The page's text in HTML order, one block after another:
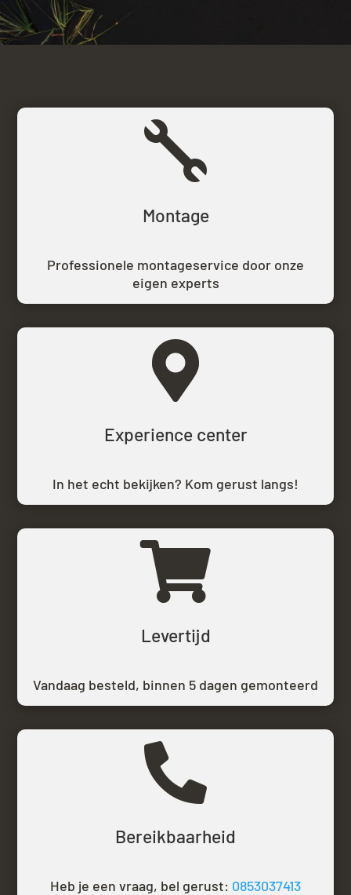

Montage
Professionele montageservice door onze
eigen experts

Experience center
In het echt bekijken? Kom gerust langs!

Levertijd
Vandaag besteld, binnen 5 dagen gemonteerd

Bereikbaarheid
Heb je een vraag, bel gerust: 0853037413